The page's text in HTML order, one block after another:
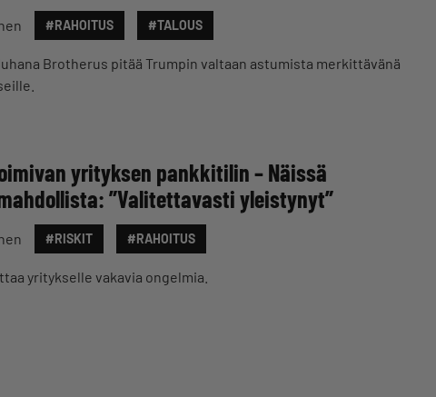
#RAHOITUS #TALOUS
Brotherus pitää Trumpin valtaan astumista merkittävänä
yrityksen pankkitilin – Näissä
”Valitettavasti yleistynyt”
#RISKIT #RAHOITUS
yritykselle vakavia ongelmia.